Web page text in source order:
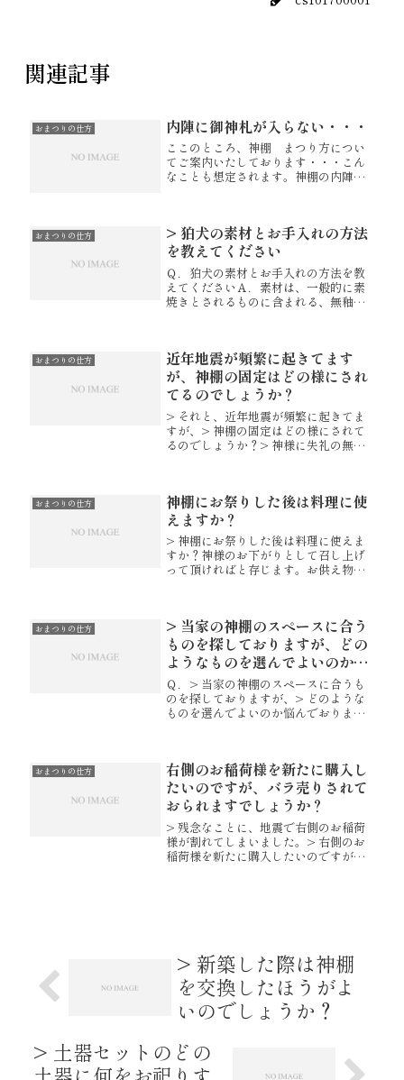
関連記事
おまつりの仕方 内陣に御神札が入らない・・・
ここのところ、神棚 まつり方につい
てご案内いたしております・・・こん
なことも想定されます。神棚の内陣に
ます。地方によりますでしょうが、一
般...
おまつりの仕方
> 狛犬の素材とお手入れの方法
を教えてください
Ｑ．狛犬の素材とお手入れの方法を教
えてくださいＡ．素材は、一般的に素
焼きとされるものに含まれる、無釉磁
水をお使いいただき、シミにならない
よ...
おまつりの仕方
近年地震が頻繁に起きてます
が、神棚の固定はどの様にされ
てるのでしょうか？
> それと、近年地震が頻繁に起きてま
すが、> 神棚の固定はどの様にされて
るのでしょうか？> 神様に失礼の無い
は、少ないように存じます。固定...
おまつりの仕方
神棚にお祭りした後は料理に使
えますか？
> 神棚にお祭りした後は料理に使えま
すか？神様のお下がりとして召し上げ
って頂ければと存じます。お供え物は
等にお使いいただけます。※但し、お...
おまつりの仕方
> 当家の神棚のスペースに合う
ものを探しておりますが、どの
ようなものを選んでよいのか悩
んでおります。
Ｑ．> 当家の神棚のスペースに合うも
のを探しておりますが、> どのような
ものを選んでよいのか悩んでおりま
根が茅葺か板葺きか桧皮葺きかを...
おまつりの仕方
右側のお稲荷様を新たに購入し
たいのですが、バラ売りされて
おられますでしょうか？
> 残念なことに、地震で右側のお稲荷
様が割れてしまいました。> 右側のお
稲荷様を新たに購入したいのですが、
> 新築した際は神棚
を交換したほうがよ
いのでしょうか？
> 土器セットのどの